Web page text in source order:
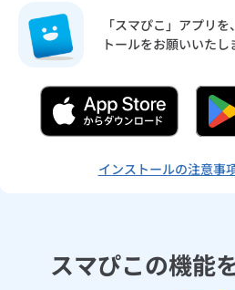
「スマぴこ」アプリ
トールをお願いいたし
インストールの注意事
スマぴこの機能